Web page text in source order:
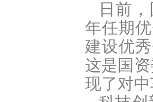
日前
年任期
建设优
这是国
现了对